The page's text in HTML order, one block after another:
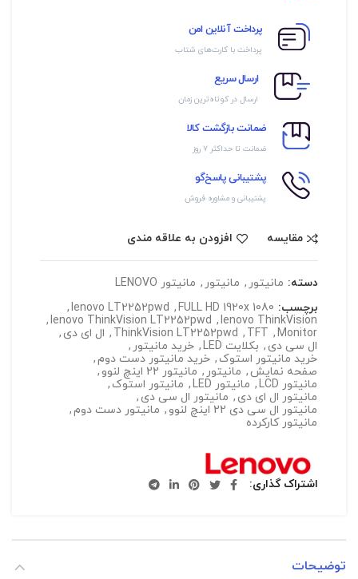
پرداخت آنلاین امن
پرداخت با کارت‌های شتاب
ارسال سریع
ارسال در کوتاه‌ترین زمان
ضمانت بازگشت کالا
ضمانت تا حداکثر ۷ روز
پشتیبانی پاسخ‌گو
پشتیبانی و مشاوره فروش
مقایسه افزودن به علاقه مندی
دسته: مانیتور , مانیتور , مانیتور LENOVO
برچسب: FULL HD 1920x 1080
,
lenovo LT2252pwd
,
lenovo ThinkVision
,
lenovo ThinkVision LT2252pwd
,
Monitor
,
TFT
,
ThinkVision LT2252pwd
, ال ای دی ,
ال سی دی , بکلایت LED , خرید مانیتور ,
خرید مانیتور استوک , خرید مانیتور دست دوم,
صفحه نمایش , مانیتور , مانیتور 22 اینچ لنوو
,
مانیتور LCD
, مانیتور LED , مانیتور استوک ,
مانیتور ال ای دی , مانیتور ال سی دی ,
مانیتور ال سی دی 22 اینچ لنوو
, مانیتور دست دوم,
مانیتور کارکرده
اشتراک گذاری
توضیحات